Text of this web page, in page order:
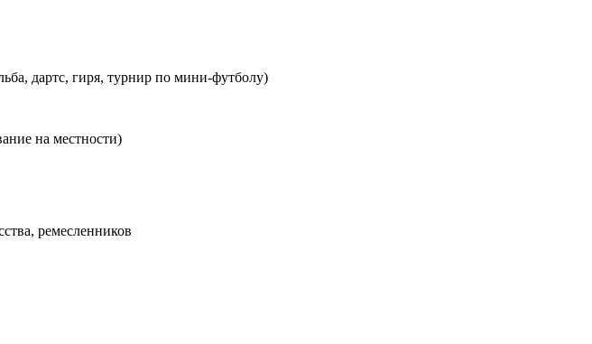
дартс, гиря, турнир по мини-футболу)
на местности)
ремесленников